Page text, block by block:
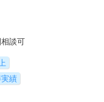
談可
績